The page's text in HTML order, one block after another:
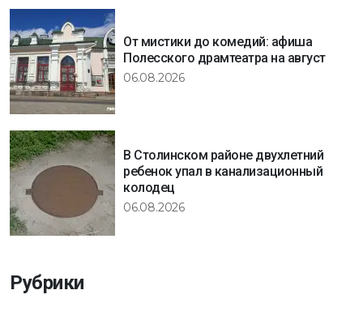
От мистики до комедий: афиша
Полесского драмтеатра на август
06.08.2026
В Столинском районе двухлетний
ребенок упал в канализационный
колодец
06.08.2026
Рубрики